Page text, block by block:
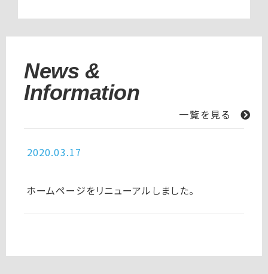
News &
Information
一覧を見る
2020.03.17
ホームページをリニューアルしました。